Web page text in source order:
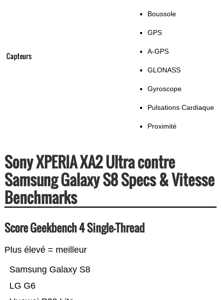
Capteurs
Boussole
GPS
A-GPS
GLONASS
Gyroscope
Pulsations Cardiaque
Proximité
Sony XPERIA XA2 Ultra contre
Samsung Galaxy S8 Specs & Vitesse
Benchmarks
Score Geekbench 4 Single-Thread
Plus élevé = meilleur
LG G6
Samsung Galaxy S8